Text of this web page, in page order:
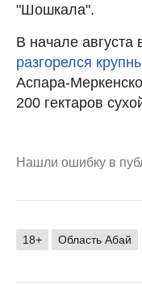
"Шошкала".
В начале
разгорелся
Аспара-
200 гектаров
Нашли ошибку в
18+ Область Абай